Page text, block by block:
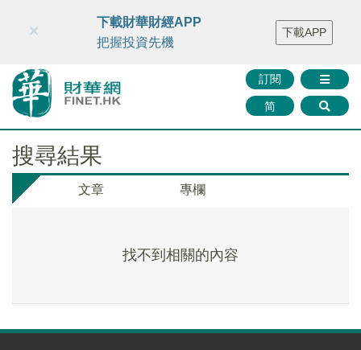
財華智庫網 FINTV FINMETA 財華證券 媒體矩陣
智庫沙龍
聯絡我們
訂閱
简
×
下載財華財經APP
把握投資先機
下載APP
搜尋結果
文章 專欄
找不到相關的內容